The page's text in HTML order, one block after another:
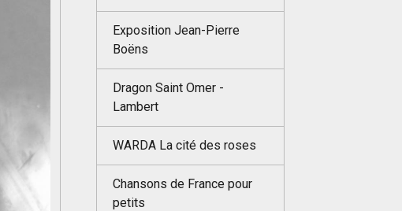
Exposition Jean-Pierre
Boëns
Dragon Saint Omer -
Lambert
WARDA La cité des roses
Chansons de France pour
petits